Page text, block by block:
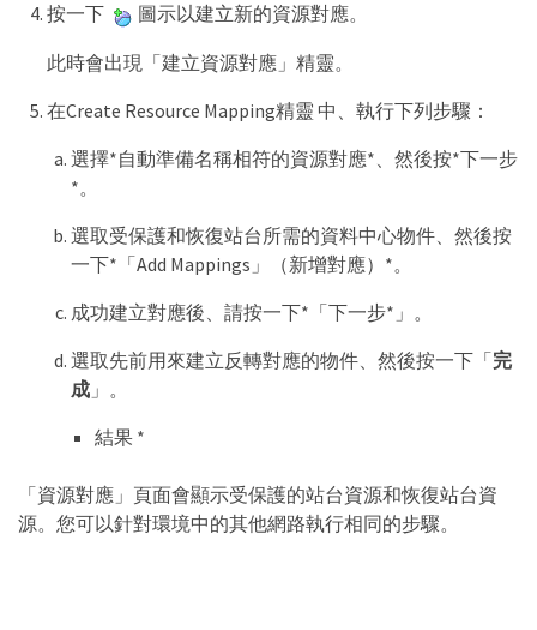
按一下
圖示以建立新的資源對應。
此時會出現「建立資源對應」精靈。
在Create Resource Mapping精靈 中、執行下列步驟：
選擇*自動準備名稱相符的資源對應*、然後按*下一步
*。
選取受保護和恢復站台所需的資料中心物件、然後按
一下*「Add Mappings」（新增對應）*。
成功建立對應後、請按一下*「下一步*」。
選取先前用來建立反轉對應的物件、然後按一下「完
成」。
結果 *
「資源對應」頁面會顯示受保護的站台資源和恢復站台資
源。您可以針對環境中的其他網路執行相同的步驟。